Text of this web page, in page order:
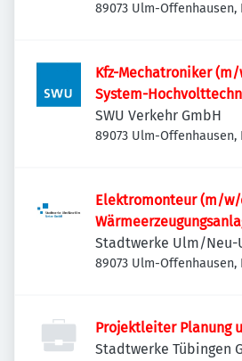
89073 Ulm-Offenhausen,
Kfz-Mechatroniker
System-
SWU Verkehr GmbH
89073 Ulm-Offenhausen,
Elektromonteur (m/
Stadtwerke Ulm/Neu-
89073 Ulm-Offenhausen,
Projektleiter Planung
Stadtwerke Tübingen